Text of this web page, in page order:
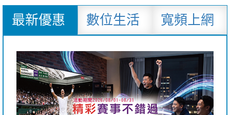
最新優惠 數位生活 寬頻上網